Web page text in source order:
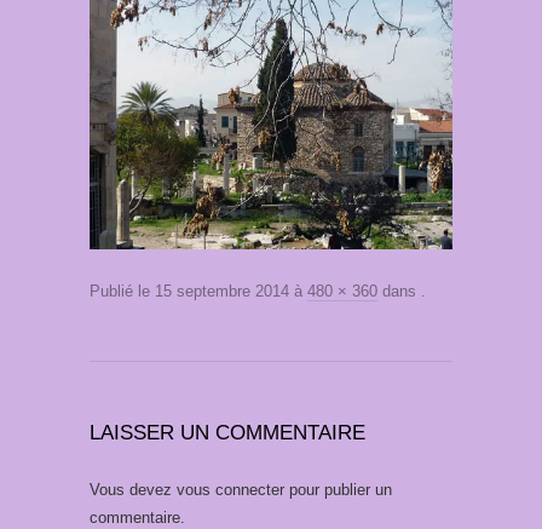
Publié le 15 septembre 2014 à 480 × 360 dans .
LAISSER UN COMMENTAIRE
Vous devez vous connecter pour publier un
commentaire.